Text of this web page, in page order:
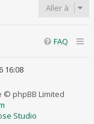
Aller à
FAQ
16:08
phpBB Limited
Studio